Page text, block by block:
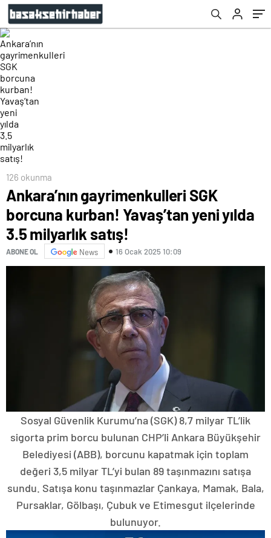
satış!
126 okunma
Ankara’nın gayrimenkulleri SGK
borcuna kurban! Yavaş’tan yeni yılda
3.5 milyarlık satış!
ABONE OL News 16 Ocak 2025 10:09
Sosyal Güvenlik Kurumu’na (SGK) 8,7 milyar TL’lik
sigorta prim borcu bulunan CHP’li Ankara Büyükşehir
Belediyesi (ABB), borcunu kapatmak için toplam
değeri 3,5 milyar TL’yi bulan 89 taşınmazını satışa
sundu. Satışa konu taşınmazlar Çankaya, Mamak, Bala,
Pursaklar, Gölbaşı, Çubuk ve Etimesgut ilçelerinde
bulunuyor.